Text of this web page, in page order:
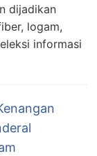
dijadikan
logam,
informasi